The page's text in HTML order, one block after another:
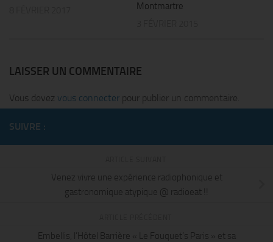
Montmartre
LAISSER UN COMMENTAIRE
Vous devez vous connecter pour publier un commentaire.
SUIVRE :
Venez vivre une expérience radiophonique et
gastronomique atypique @ radioeat !!
Embellis, l’Hôtel Barrière « Le Fouquet’s Paris » et sa